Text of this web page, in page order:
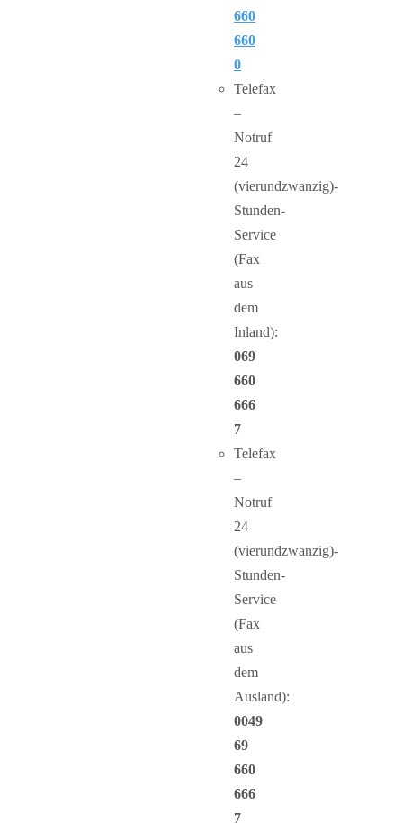
660
660
0
Telefax
–
Notruf
24
(vierundzwanzig)-
Stunden-
Service
(Fax
aus
dem
Inland):
069
660
666
7
Telefax
–
Notruf
24
(vierundzwanzig)-
Stunden-
Service
(Fax
aus
dem
Ausland):
0049
69
660
666
7